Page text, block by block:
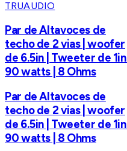
TRUAUDIO
Par de Altavoces de
techo de 2 vias | woofer
de 6.5in | Tweeter de 1in |
90 watts | 8 Ohms
Par de Altavoces de
techo de 2 vias | woofer
de 6.5in | Tweeter de 1in |
90 watts | 8 Ohms